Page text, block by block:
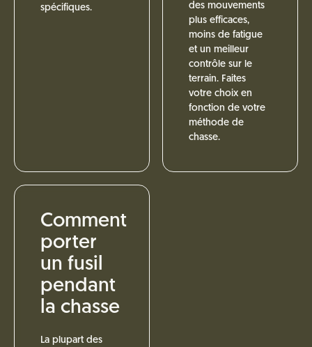
spécifiques.
des mouvements
plus efficaces,
moins de fatigue
et un meilleur
contrôle sur le
terrain. Faites
votre choix en
fonction de votre
méthode de
chasse.
Comment
porter
un fusil
pendant
la chasse
La plupart des